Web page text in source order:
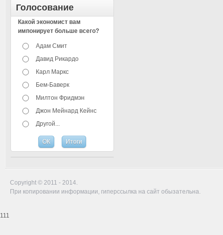
Голосование
Какой экономист вам
импонирует больше всего?
Адам Смит
Давид Рикардо
Карл Маркс
Бем-Баверк
Милтон Фридмэн
Джон Мейнард Кейнс
Другой...
Copyright © 2011 - 2014.
При копировании информации, гиперссылка на сайт обызательна.
111